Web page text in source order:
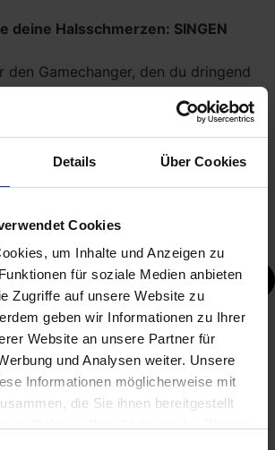
Details Über Cookies
Cookies
um Inhalte und Anzeigen zu
für soziale Medien anbieten
Zugriffe auf unsere Website zu
geben wir Informationen zu Ihrer
Website an unsere Partner für
und Analysen weiter. Unsere
Informationen möglicherweise mit
die Sie ihnen bereitgestellt
deine Halsschmerzen: SINGEN
den Gamechanger, den du dringend
jede Tonlage ein leichtes wird. Du
brauchst, um frei und gesund zu
stundenlang. Spare dir die ewigen
– finde heraus, was stattdessen